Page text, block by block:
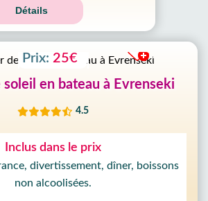
Détails
Prix: 25€
soleil en bateau à Evrenseki
4.5
Inclus dans le prix
divertissement, dîner, boissons
non alcoolisées.